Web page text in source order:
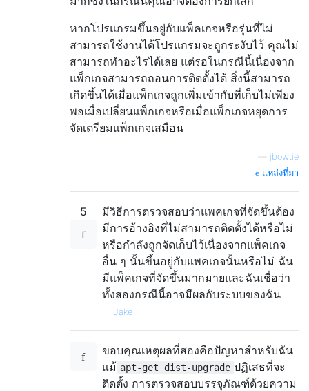
หากโปรแกรมขึ้นอยู่กับแพ็คเกจหรือรุ่นที่ไม่
สามารถใช้งานได้โปรแกรมจะถูกระงับไว้ คุณไม่
สามารถทำอะไรได้เลย แต่รอในกรณีนี้เนื่องจาก
แพ็กเกจสามารถถอนการติดตั้งได้ สิ่งนี้สามารถ
เกิดขึ้นได้เมื่อแพ็กเกจถูกเพิ่มเข้ากับที่เก็บไม่เพียง
พอเมื่อเปลี่ยนแพ็กเกจหรือเมื่อแพ็กเกจหยุดการ
จัดเตรียมแพ็กเกจเสมือน
jbowtie
แหล่งที่มา
5
มีวิธีการตรวจสอบว่าแพคเกจที่จัดขึ้นต้อง
มีการอ้างอิงที่ไม่สามารถติดตั้งได้หรือไม่
หรือกำลังถูกจัดเก็บไว้เนื่องจากแพ็คเกจ
อื่น ๆ นั้นขึ้นอยู่กับแพคเกจนั้นหรือไม่ ฉัน
มีแพ็คเกจที่จัดขึ้นมากมายและฉันเชื่อว่า
ทั้งสองกรณีนี้อาจมีผลกับระบบของฉัน
— Jake
ขอบคุณเหตุผลที่สองคือปัญหาสำหรับฉัน
แม้ apt-get dist-upgrade ปฏิเสธที่จะ
ติดตั้ง การตรวจสอบบรรจุภัณฑ์ด้วยความ